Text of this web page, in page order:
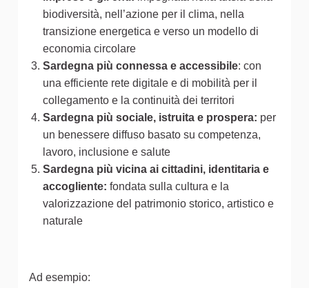
biodiversità, nell’azione per il clima, nella
transizione energetica e verso un modello di
economia circolare
Sardegna più connessa e accessibile: con
una efficiente rete digitale e di mobilità per il
collegamento e la continuità dei territori
Sardegna più sociale, istruita e prospera: per
un benessere diffuso basato su competenza,
lavoro, inclusione e salute
Sardegna più vicina ai cittadini, identitaria e
accogliente: fondata sulla cultura e la
valorizzazione del patrimonio storico, artistico e
naturale
Ad esempio: